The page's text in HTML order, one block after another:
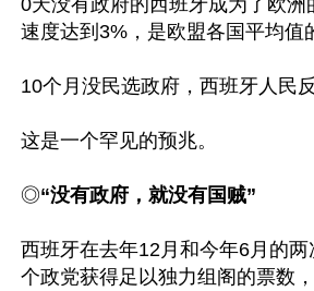
0天没有政府的西班牙成为了欧洲
速度达到3%，是欧盟各国平均值
10个月没民选政府，西班牙人民
这是一个罕见的预兆。
◎“没有政府，就没有国贼”
西班牙在去年12月和今年6月的
个政党获得足以独力组阁的票数